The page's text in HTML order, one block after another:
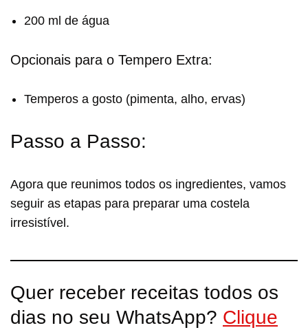
200 ml de água
Opcionais para o Tempero Extra:
Temperos a gosto (pimenta, alho, ervas)
Passo a Passo:
Agora que reunimos todos os ingredientes, vamos
seguir as etapas para preparar uma costela
irresistível.
Quer receber receitas todos os
dias no seu WhatsApp? Clique